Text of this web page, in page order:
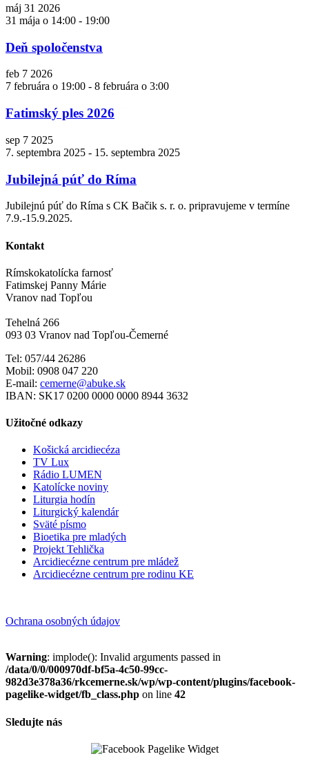
máj 31 2026
31 mája o 14:00 - 19:00
Deň spoločenstva
feb 7 2026
7 februára o 19:00 - 8 februára o 3:00
Fatimský ples 2026
sep 7 2025
7. septembra 2025 - 15. septembra 2025
Jubilejná púť do Ríma
Jubilejnú púť do Ríma s CK Bačik s. r. o. pripravujeme v termíne
7.9.-15.9.2025.
Kontakt
Rímskokatolícka farnosť
Fatimskej Panny Márie
Vranov nad Topľou
Tehelná 266
093 03 Vranov nad Topľou-Čemerné
Tel: 057/44 26286
Mobil: 0908 047 220
E-mail: cemerne@abuke.sk
IBAN: SK17 0200 0000 0000 8944 3632
Užitočné odkazy
Košická arcidiecéza
TV Lux
Rádio LUMEN
Katolícke noviny
Liturgia hodín
Liturgický kalendár
Sväté písmo
Bioetika pre mladých
Projekt Tehlička
Arcidiecézne centrum pre mládež
Arcidiecézne centrum pre rodinu KE
Ochrana osobných údajov
Warning: implode(): Invalid arguments passed in
/data/0/0/000970df-bf5a-4c50-99cc-
982d3e378a36/rkcemerne.sk/wp/wp-content/plugins/facebook-
pagelike-widget/fb_class.php on line 42
Sledujte nás